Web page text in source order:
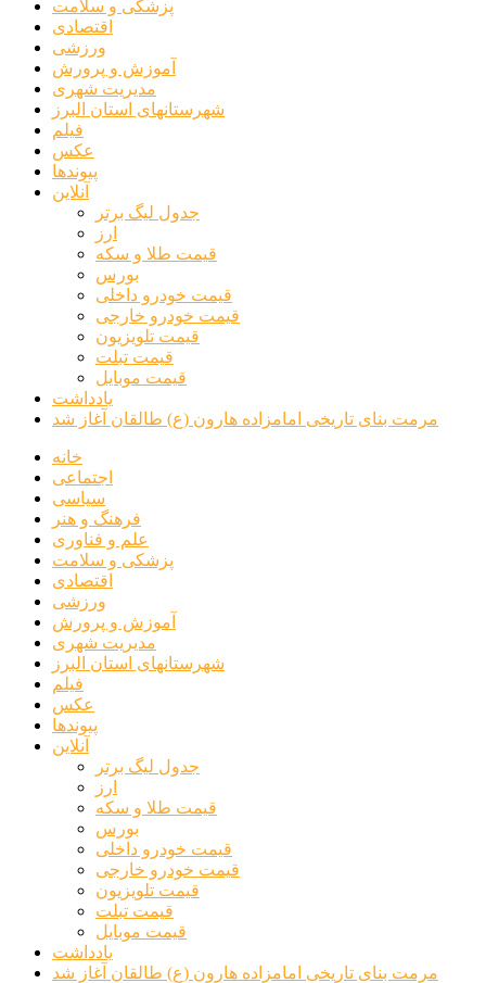
پزشکی و سلامت
اقتصادی
ورزشی
آموزش و پرورش
مدیریت شهری
شهرستانهای استان البرز
فیلم
عکس
پیوندها
آنلاین
جدول لیگ برتر
ارز
قیمت طلا و سکه
بورس
قیمت خودرو داخلی
قیمت خودرو خارجی
قیمت تلویزیون
قیمت تبلت
قیمت موبایل
یادداشت
مرمت بنای تاریخی امامزاده هارون (ع) طالقان آغاز شد
خانه
اجتماعی
سیاسی
فرهنگ و هنر
علم و فناوری
پزشکی و سلامت
اقتصادی
ورزشی
آموزش و پرورش
مدیریت شهری
شهرستانهای استان البرز
فیلم
عکس
پیوندها
آنلاین
جدول لیگ برتر
ارز
قیمت طلا و سکه
بورس
قیمت خودرو داخلی
قیمت خودرو خارجی
قیمت تلویزیون
قیمت تبلت
قیمت موبایل
یادداشت
مرمت بنای تاریخی امامزاده هارون (ع) طالقان آغاز شد